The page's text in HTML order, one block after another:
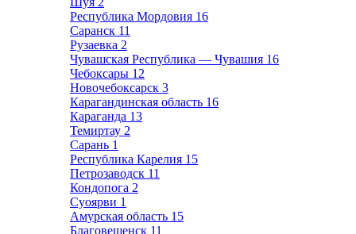
Республика Мордовия 16
Саранск 11
Рузаевка 2
Чувашская Республика — Чувашия 16
Чебоксары 12
Новочебоксарск 3
Карагандинская область 16
Караганда 13
Темиртау 2
Сарань 1
Республика Карелия 15
Петрозаводск 11
Кондопога 2
Суоярви 1
Амурская область 15
Благовещенск 11